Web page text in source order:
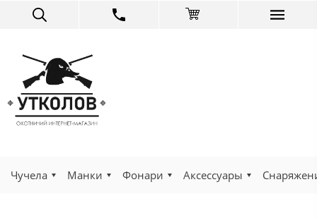
Чучела Манки Фонари Аксессуары